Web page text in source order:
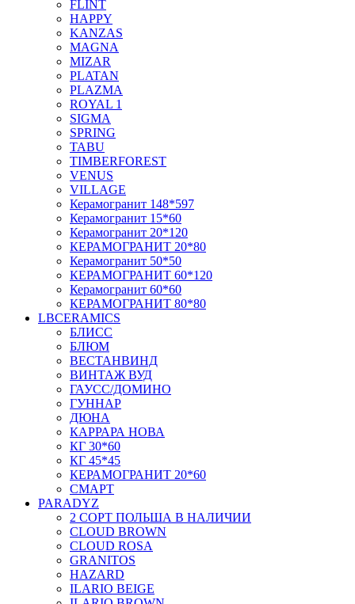
FLINT
HAPPY
KANZAS
MAGNA
MIZAR
PLATAN
PLAZMA
ROYAL 1
SIGMA
SPRING
TABU
TIMBERFOREST
VENUS
VILLAGE
Керамогранит 148*597
Керамогранит 15*60
Керамогранит 20*120
КЕРАМОГРАНИТ 20*80
Керамогранит 50*50
КЕРАМОГРАНИТ 60*120
Керамогранит 60*60
КЕРАМОГРАНИТ 80*80
LBCERAMICS
БЛИСС
БЛЮМ
ВЕСТАНВИНД
ВИНТАЖ ВУД
ГАУСС/ДОМИНО
ГУННАР
ДЮНА
КАРРАРА НОВА
КГ 30*60
КГ 45*45
КЕРАМОГРАНИТ 20*60
СМАРТ
PARADYZ
2 СОРТ ПОЛЬША В НАЛИЧИИ
CLOUD BROWN
CLOUD ROSA
GRANITOS
HAZARD
ILARIO BEIGE